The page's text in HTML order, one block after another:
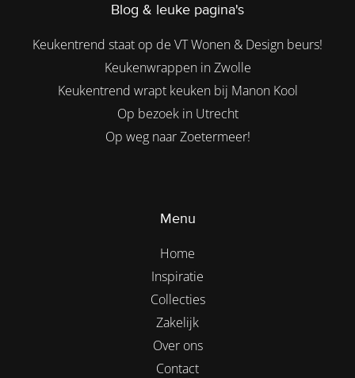
Blog & leuke pagina's
Keukentrend staat op de VT Wonen & Design beurs!
Keukenwrappen in Zwolle
Keukentrend wrapt keuken bij Manon Kool
Op bezoek in Utrecht
Op weg naar Zoetermeer!
Menu
Home
Inspiratie
Collecties
Zakelijk
Over ons
Contact